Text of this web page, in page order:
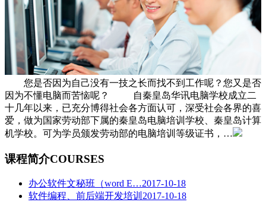
您是否因为自己没有一技之长而找不到工作呢？您又是否
因为不懂电脑而苦恼呢？ 自秦皇岛华讯电脑学校成立二
十几年以来，已充分博得社会各方面认可，深受社会各界的喜
爱，做为国家劳动部下属的秦皇岛电脑培训学校、秦皇岛计算
机学校。可为学员颁发劳动部的电脑培训等级证书，…
课程简介COURSES
办公软件文秘班（word E…2017-10-18
软件编程、前后端开发培训 2017-10-18